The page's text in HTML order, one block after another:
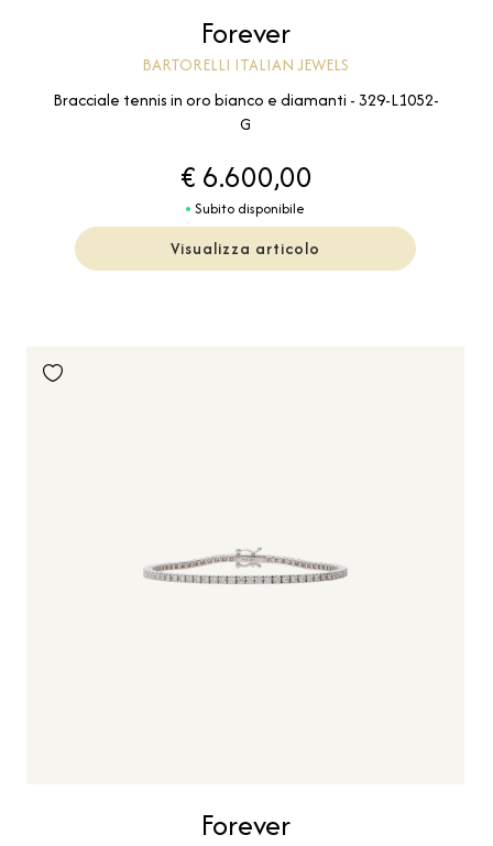
Forever
BARTORELLI ITALIAN JEWELS
Bracciale tennis in oro bianco e diamanti - 329-L1052-
G
€ 6.600,00
Subito disponibile
Visualizza articolo
Forever